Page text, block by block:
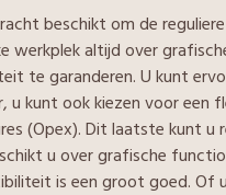
beschikt om de
werkplek altijd over
te garanderen. U kunt
kunt ook kiezen voor een
(Opex). Dit laatste kunt u
u over grafische
is een groot goed. Of